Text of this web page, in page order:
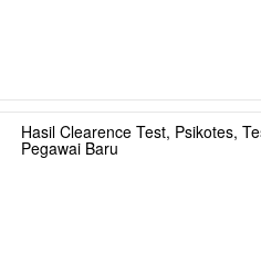
Hasil Clearence Test, Psikotes,
Pegawai Baru